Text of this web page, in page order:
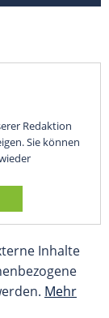
Redaktion
Sie können
Inhalte
Mehr